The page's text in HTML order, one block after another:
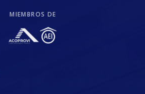
MIEMBROS DE